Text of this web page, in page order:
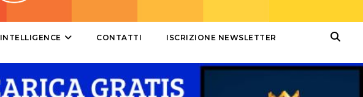
INTELLIGENCE CONTATTI ISCRIZIONE NEWSLETTER